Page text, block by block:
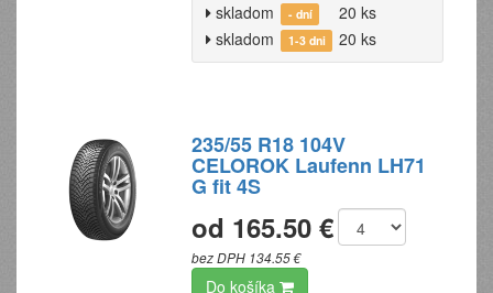
skladom - dní
20 ks
skladom
1-3 dni 20 ks
235/55 R18 104V
CELOROK Laufenn LH71
G fit 4S
od 165.50 €
bez DPH 134.55 €
Do košíka